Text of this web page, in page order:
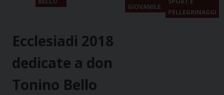
GIOVANILE
PELLEGRINAGGI
Ecclesiadi 2018
dedicate a don
Tonino Bello